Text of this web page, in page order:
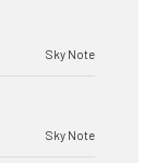
Sky Note
Sky Note